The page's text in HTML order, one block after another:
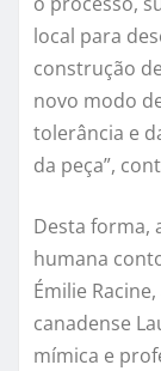
local para
construção
novo modo
tolerância e
da peça”,
Desta forma,
humana
Émilie
canadense
mímica e